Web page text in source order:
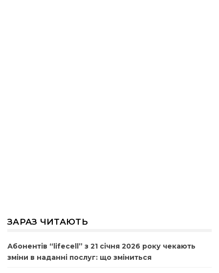
ЗАРАЗ ЧИТАЮТЬ
Абонентів “lifecell” з 21 січня 2026 року чекають
зміни в наданні послуг: що зміниться